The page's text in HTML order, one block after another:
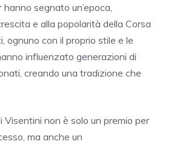
hanno segnato un’epoca,
e alla popolarità della Corsa
ognuno con il proprio stile e le
influenzato generazioni di
creando una tradizione che
Visentini non è solo un premio per
ma anche un